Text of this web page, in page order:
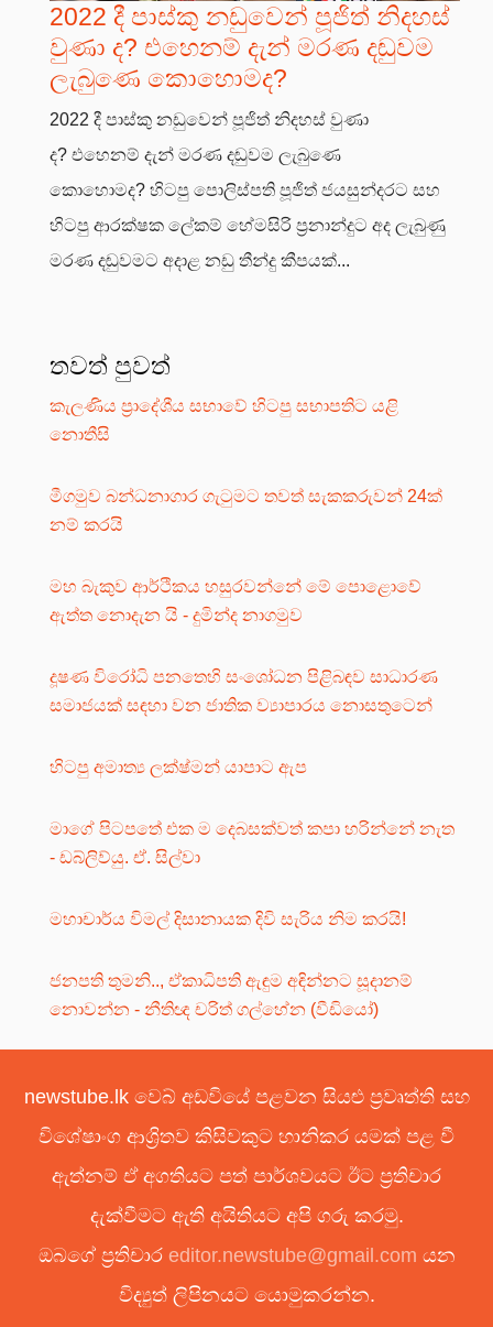
2022 දී පාස්කු නඩුවෙන් පූජිත් නිදහස්
වුණා ද? එහෙනම් දැන් මරණ දඬුවම
ලැබුණෙ කොහොමද?
2022 දී පාස්කු නඩුවෙන් පූජිත් නිදහස් වුණා
ද? එහෙනම් දැන් මරණ දඬුවම ලැබුණෙ
කොහොමද? හිටපු පොලිස්පති පූජිත් ජයසුන්දරට සහ
හිටපු ආරක්ෂක ලේකම් හේමසිරි ප්‍රනාන්දුට අද ලැබුණු
මරණ දඬුවමට අදාළ නඩු තීන්දු කීපයක්...
තවත් පුවත්
කැලණිය ප්‍රාදේශීය සභාවේ හිටපු සභාපතිට යළි
නොතීසි
මීගමුව බන්ධනාගාර ගැටුමට තවත් සැකකරුවන් 24ක්
නම් කරයි
මහ බැකුව ආර්ථිකය හසුරවන්නේ මේ පොළොවේ
ඇත්ත නොදැන යි - දුමින්ද නාගමුව
දූෂණ විරෝධි පනතෙහි සංශෝධන පිළිබඳව සාධාරණ
සමාජයක් සඳහා වන ජාතික ව්‍යාපාරය නොසතුටෙන්
හිටපු අමාත්‍ය ලක්ෂ්මන් යාපාට ඇප
මාගේ පිටපතේ එක ම දෙබසක්වත් කපා හරින්නේ නැත
- ඩබ්ලිව්යු. ඒ. සිල්වා
මහාචාර්ය විමල් දිසානායක දිවි සැරිය නිම කරයි!
ජනපති තුමනි.., ඒකාධිපති ඇඳුම අඳින්නට සූදානම්
නොවන්න - නීතිඥ චරිත් ගල්හේන (වීඩියෝ)
newstube.lk වෙබ් අඩවියේ පළවන සියළු ප්‍රවෘත්ති සහ
විශේෂාංග ආශ්‍රිතව කිසිවකුට හානිකර යමක් පළ වී
ඇත්නම් ඒ අගතියට පත් පාර්ශවයට ඊට ප්‍රතිචාර
දැක්වීමට ඇති අයිතියට අපි ගරු කරමු.
ඔබගේ ප්‍රතිචාර editor.newstube@gmail.com යන
විද්‍යුත් ලිපිනයට යොමුකරන්න.